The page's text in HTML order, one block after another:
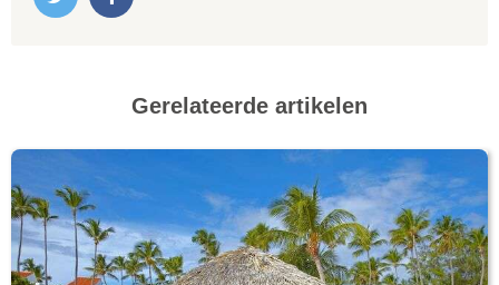
Gerelateerde artikelen